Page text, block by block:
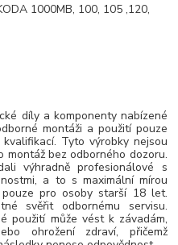
1000MB, 100, 105 ,120,
díly a komponenty nabízené
montáži a použití pouze
Tyto výrobky nejsou
bez odborného dozoru.
výhradně profesionálové s
a to s maximální mírou
pro osoby starší 18 let.
svěřit odbornému servisu.
použití může vést k závadám,
ohrožení zdraví, přičemž